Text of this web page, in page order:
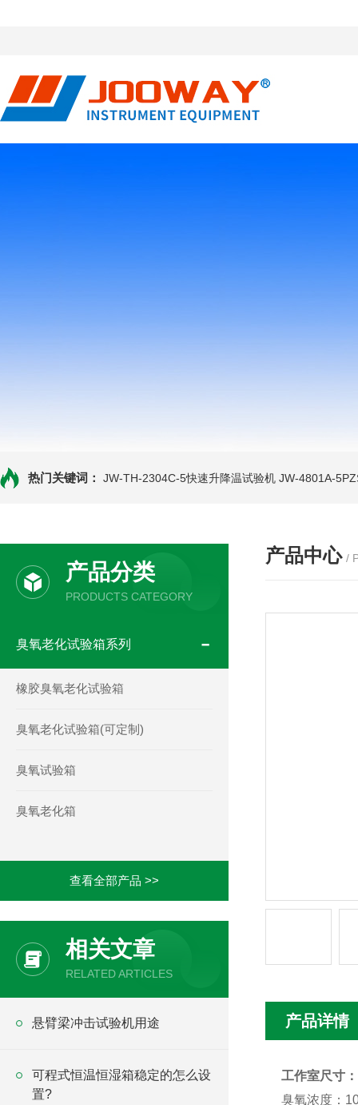
热门关键词： JW-TH-2304C-5快速升降温试验机 JW-4801A-
产品分类
PRODUCTS CATEGORY
臭氧老化试验箱系列
橡胶臭氧老化试验箱
臭氧老化试验箱(可定制)
臭氧试验箱
臭氧老化箱
查看全部产品 >>
相关文章
RELATED ARTICLES
悬臂梁冲击试验机用途
可程式恒温恒湿箱稳定的怎么设
置?
产品中心 /
产品详情
工作室尺寸：
臭氧浓度：